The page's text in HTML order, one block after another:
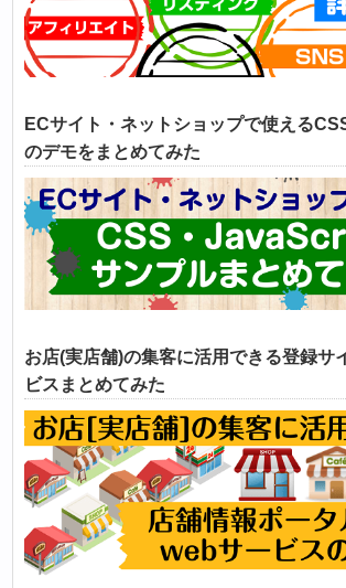
ECサイト・ネットショップで使える
のデモをまとめてみた
お店(実店舗)の集客に活用できる登録サ
ビスまとめてみた